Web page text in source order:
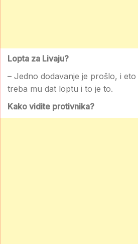
Lopta za Livaju?
– Jedno dodavanje je prošlo, i
treba mu dat loptu i to je to.
Kako vidite protivnika?